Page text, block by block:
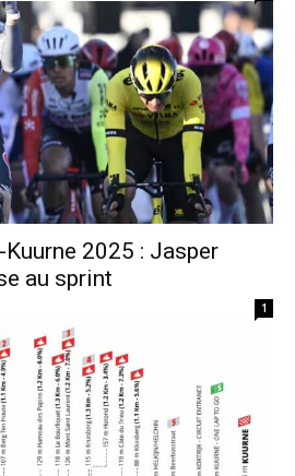
2025 : Jasper
au sprint
1